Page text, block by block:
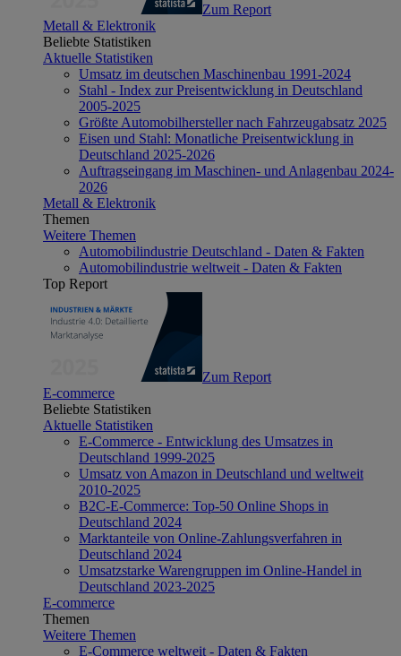
Zum Report
Metall & Elektronik
Beliebte Statistiken
Aktuelle Statistiken
Umsatz im deutschen Maschinenbau 1991-2024
Stahl - Index zur Preisentwicklung in Deutschland
2005-2025
Größte Automobilhersteller nach Fahrzeugabsatz 2025
Eisen und Stahl: Monatliche Preisentwicklung in
Deutschland 2025-2026
Auftragseingang im Maschinen- und Anlagenbau 2024-
2026
Metall & Elektronik
Themen
Weitere Themen
Automobilindustrie Deutschland - Daten & Fakten
Automobilindustrie weltweit - Daten & Fakten
Top Report
Zum Report
E-commerce
Beliebte Statistiken
Aktuelle Statistiken
E-Commerce - Entwicklung des Umsatzes in
Deutschland 1999-2025
Umsatz von Amazon in Deutschland und weltweit
2010-2025
B2C-E-Commerce: Top-50 Online Shops in
Deutschland 2024
Marktanteile von Online-Zahlungsverfahren in
Deutschland 2024
Umsatzstarke Warengruppen im Online-Handel in
Deutschland 2023-2025
E-commerce
Themen
Weitere Themen
E-Commerce weltweit - Daten & Fakten